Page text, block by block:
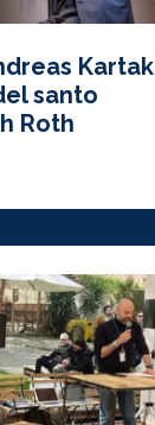
Kartak
santo
Roth